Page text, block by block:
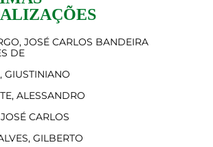
JOSÉ CARLOS BANDEIRA
DE
GIUSTINIANO
ALESSANDRO
CARLOS
GILBERTO